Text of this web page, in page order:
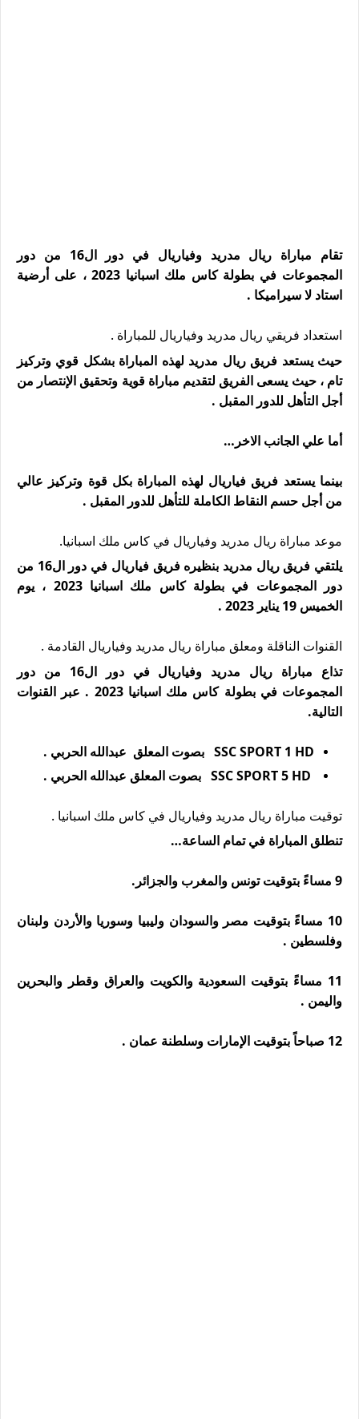
تقام مباراة ريال مدريد وفياريال في دور ال16 من دور
المجموعات في بطولة كاس ملك اسبانيا 2023 ، على أرضية
استاد لا سيراميكا .
استعداد فريقي ريال مدريد وفياريال للمباراة .
حيث يستعد فريق ريال مدريد لهذه المباراة بشكل قوي وتركيز
تام ، حيث يسعى الفريق لتقديم مباراة قوية وتحقيق الإنتصار من
أجل التأهل للدور المقبل .
أما علي الجانب الاخر…
بينما يستعد فريق فياريال لهذه المباراة بكل قوة وتركيز عالي
من أجل حسم النقاط الكاملة للتأهل للدور المقبل .
موعد مباراة ريال مدريد وفياريال في كاس ملك اسبانيا.
يلتقي فريق ريال مدريد بنظيره فريق فياريال في دور ال16 من
دور المجموعات في بطولة كاس ملك اسبانيا 2023 ، يوم
الخميس 19 يناير 2023 .
القنوات الناقلة ومعلق مباراة ريال مدريد وفياريال القادمة .
تذاع مباراة ريال مدريد وفياريال في دور ال16 من دور
المجموعات في بطولة كاس ملك اسبانيا 2023 . عبر القنوات
التالية.
SSC SPORT 1 HD بصوت المعلق عبدالله الحربي .
توقيت مباراة ريال مدريد وفياريال في كاس ملك اسبانيا .
تنطلق المباراة في تمام الساعة…
9 مساءً بتوقيت تونس والمغرب والجزائر.
10 مساءً بتوقيت مصر والسودان وليبيا وسوريا والأردن ولبنان
وفلسطين .
11 مساءً بتوقيت السعودية والكويت والعراق وقطر والبحرين
واليمن .
12 صباحاً بتوقيت الإمارات وسلطنة عمان .